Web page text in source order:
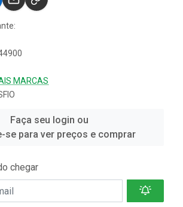
MARCAS
Faça seu login ou
se para ver preços e comprar
chegar